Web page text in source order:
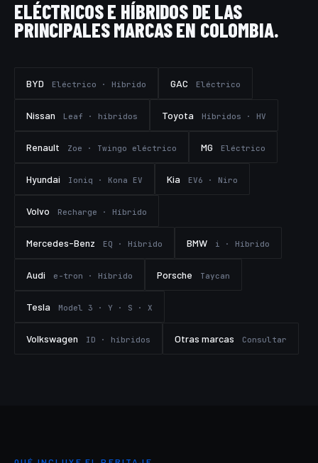
ELÉCTRICOS E HÍBRIDOS DE LAS
PRINCIPALES MARCAS EN COLOMBIA.
BYD Eléctrico · Híbrido GAC Eléctrico
Nissan Leaf · híbridos Toyota Híbridos · HV
Renault Zoe · Twingo eléctrico MG Eléctrico
Hyundai Ioniq · Kona EV Kia EV6 · Niro
Volvo Recharge · Híbrido
Mercedes-Benz EQ · Híbrido BMW i · Híbrido
Audi e-tron · Híbrido Porsche Taycan
Tesla Model 3 · Y · S · X
Volkswagen ID · híbridos Otras marcas Consultar